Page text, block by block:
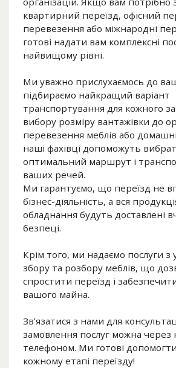
квартирний переїзд, офісний
перевезення або міжнародні
готові надати вам комплексні
найвищому рівні.
Ми уважно прислухаємось до
підбираємо найкращий варіант
транспортування для кожного
вибору розміру вантажівки до
перевезення меблів або
наші фахівці допоможуть
оптимальний маршрут і
ваших речей.
Ми гарантуємо, що переїзд не
бізнес-діяльність, а вся
обладнання будуть доставлені
безпеці.
Крім того, ми надаємо послуги з
збору та розбору меблів, що
спростити переїзд і
вашого майна.
Зв’язатися з нами для
замовлення послуг можна через
телефоном. Ми готові
кожному етапі переїзду!